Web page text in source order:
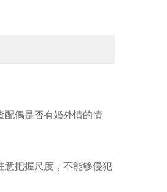
偶是否有婚外情的情
把握尺度，不能够侵犯